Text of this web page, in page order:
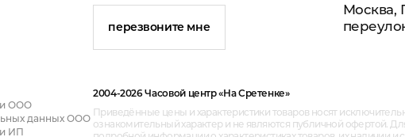
перезвоните мне
Москва,
ООО
данных ООО
ИП
2004-2026 Часовой центр «На Сретенке»
Приведённые цены и характеристики товаров носят
ознакомительный характер и не являются публичной офертой.